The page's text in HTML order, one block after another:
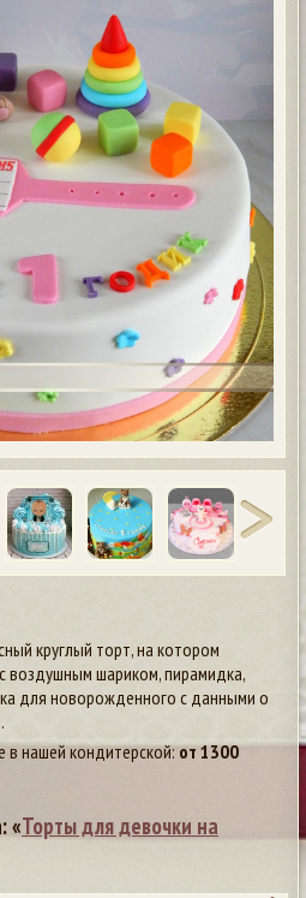
круглый торт, на котором
воздушным шариком, пирамидка,
для новорожденного с данными о
в нашей кондитерской:от1300
«Торты для девочки на